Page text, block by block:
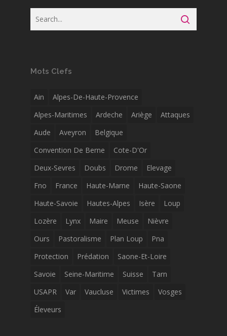
Mots Clefs
Ain
Alpes-De-Haute-Provence
Alpes-Maritimes
Ardeche Ariège
Attaques
Aude
Aveyron
Belgique
Convention De Berne
Cote-D'Or
Deux-Sevres
Doubs Drome
Elevage
Fno
France Haute-Marne
Haute-Saone
Haute-Savoie
Hautes-Alpes Isère
Loup
Lozère
Lynx Maire Meuse
Nièvre
Ours
Pastoralisme Plan Loup
Pna
Protection
Prédation
Saone-Et-Loire
Savoie
Seine-Maritime Suisse
Tarn
USAPR
Var Vaucluse Victimes
Vosges
Éleveurs